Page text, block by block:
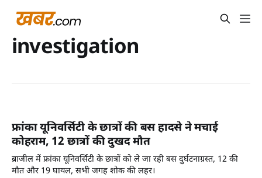
investigation
फ्रांका यूनिवर्सिटी के छात्रों की बस हादसे ने मचाई
कोहराम, 12 छात्रों की दुखद मौत
ब्राजील में फ्रांका यूनिवर्सिटी के छात्रों को ले जा रही बस दुर्घटनाग्रस्त, 12 की
मौत और 19 घायल, सभी जगह शोक की लहर।